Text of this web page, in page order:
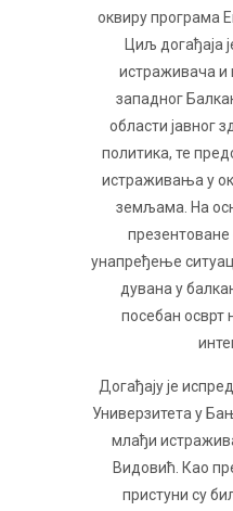
оквиру програма
Циљ догађаја
истраживача и
западног
области јавног
политика, те
истраживања у
земљама. На
презентоване
унапређење
дувана у
посебан осврт
Догађају је
Универзитета у
млађи
Видовић. Као
пристуни су